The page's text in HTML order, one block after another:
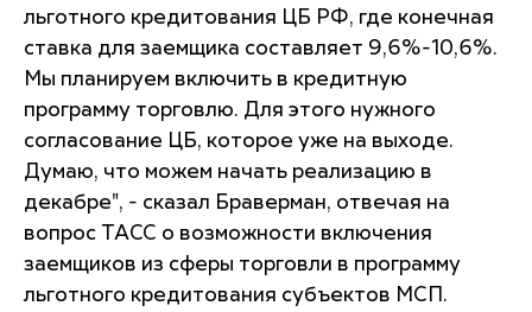
льготного кредитования ЦБ РФ, где конечная
ставка для заемщика составляет 9,6%-10,6%.
Мы планируем включить в кредитную
программу торговлю. Для этого нужного
согласование ЦБ, которое уже на выходе.
Думаю, что можем начать реализацию в
декабре", - сказал Браверман, отвечая на
вопрос ТАСС о возможности включения
заемщиков из сферы торговли в программу
льготного кредитования субъектов МСП.